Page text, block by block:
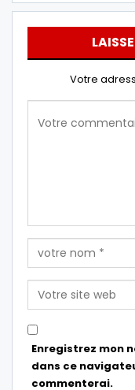
Votre
Enregistrez mon
dans ce
commenterai.